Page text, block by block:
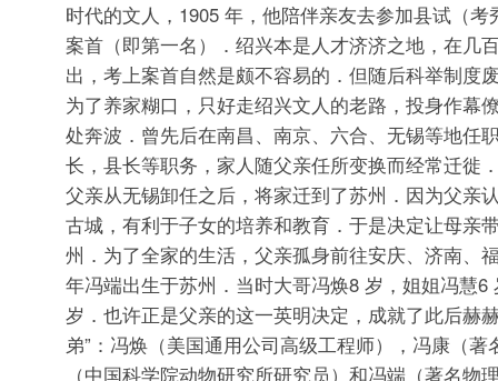
时代的文人，1905 年，他陪伴亲友去参加县试（考
案首（即第一名）．绍兴本是人才济济之地，在几
出，考上案首自然是颇不容易的．但随后科举制度
为了养家糊口，只好走绍兴文人的老路，投身作幕
处奔波．曾先后在南昌、南京、六合、无锡等地任
长，县长等职务，家人随父亲任所变换而经常迁徙
父亲从无锡卸任之后，将家迁到了苏州．因为父亲
古城，有利于子女的培养和教育．于是决定让母亲
州．为了全家的生活，父亲孤身前往安庆、济南、
年冯端出生于苏州．当时大哥冯焕8 岁，姐姐冯慧6
岁．也许正是父亲的这一英明决定，成就了此后赫
弟”：冯焕（美国通用公司高级工程师），冯康（著
（中国科学院动物研究所研究员）和冯端（著名物